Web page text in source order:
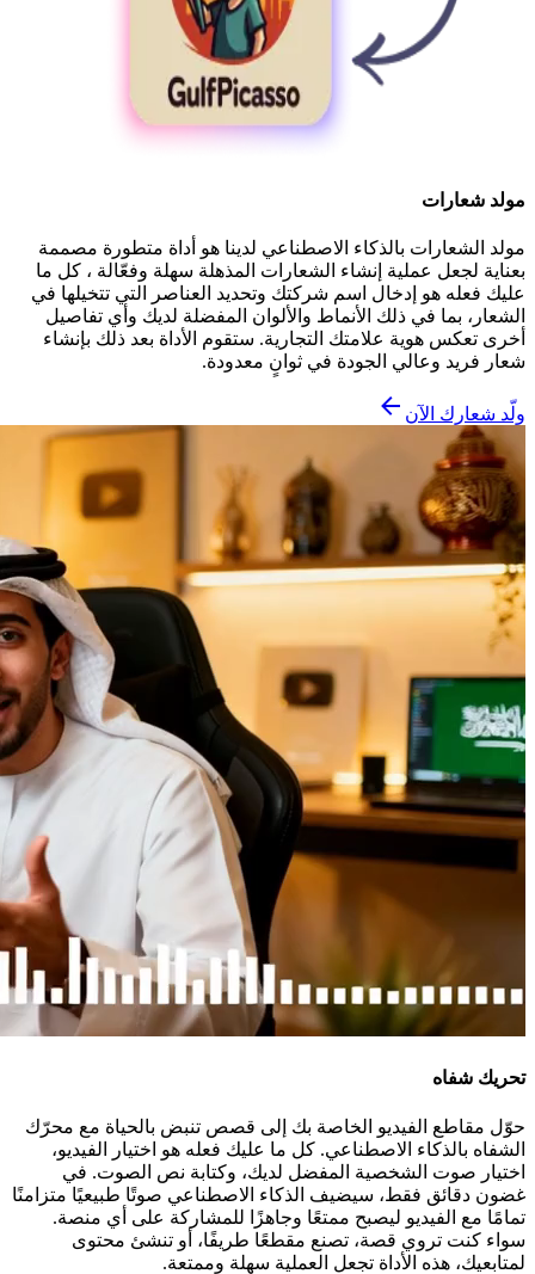
مولد شعارات
مولد الشعارات بالذكاء الاصطناعي لدينا هو أداة متطورة مصممة
بعناية لجعل عملية إنشاء الشعارات المذهلة سهلة وفعّالة ، كل ما
عليك فعله هو إدخال اسم شركتك وتحديد العناصر التي تتخيلها في
الشعار، بما في ذلك الأنماط والألوان المفضلة لديك وأي تفاصيل
أخرى تعكس هوية علامتك التجارية. ستقوم الأداة بعد ذلك بإنشاء
شعار فريد وعالي الجودة في ثوانٍ معدودة.
ولّد شعارك الآن
تحريك شفاه
حوّل مقاطع الفيديو الخاصة بك إلى قصص تنبض بالحياة مع محرّك
الشفاه بالذكاء الاصطناعي. كل ما عليك فعله هو اختيار الفيديو،
اختيار صوت الشخصية المفضل لديك، وكتابة نص الصوت. في
غضون دقائق فقط، سيضيف الذكاء الاصطناعي صوتًا طبيعيًا متزامنًا
تمامًا مع الفيديو ليصبح ممتعًا وجاهزًا للمشاركة على أي منصة.
سواء كنت تروي قصة، تصنع مقطعًا طريفًا، أو تنشئ محتوى
لمتابعيك، هذه الأداة تجعل العملية سهلة وممتعة.